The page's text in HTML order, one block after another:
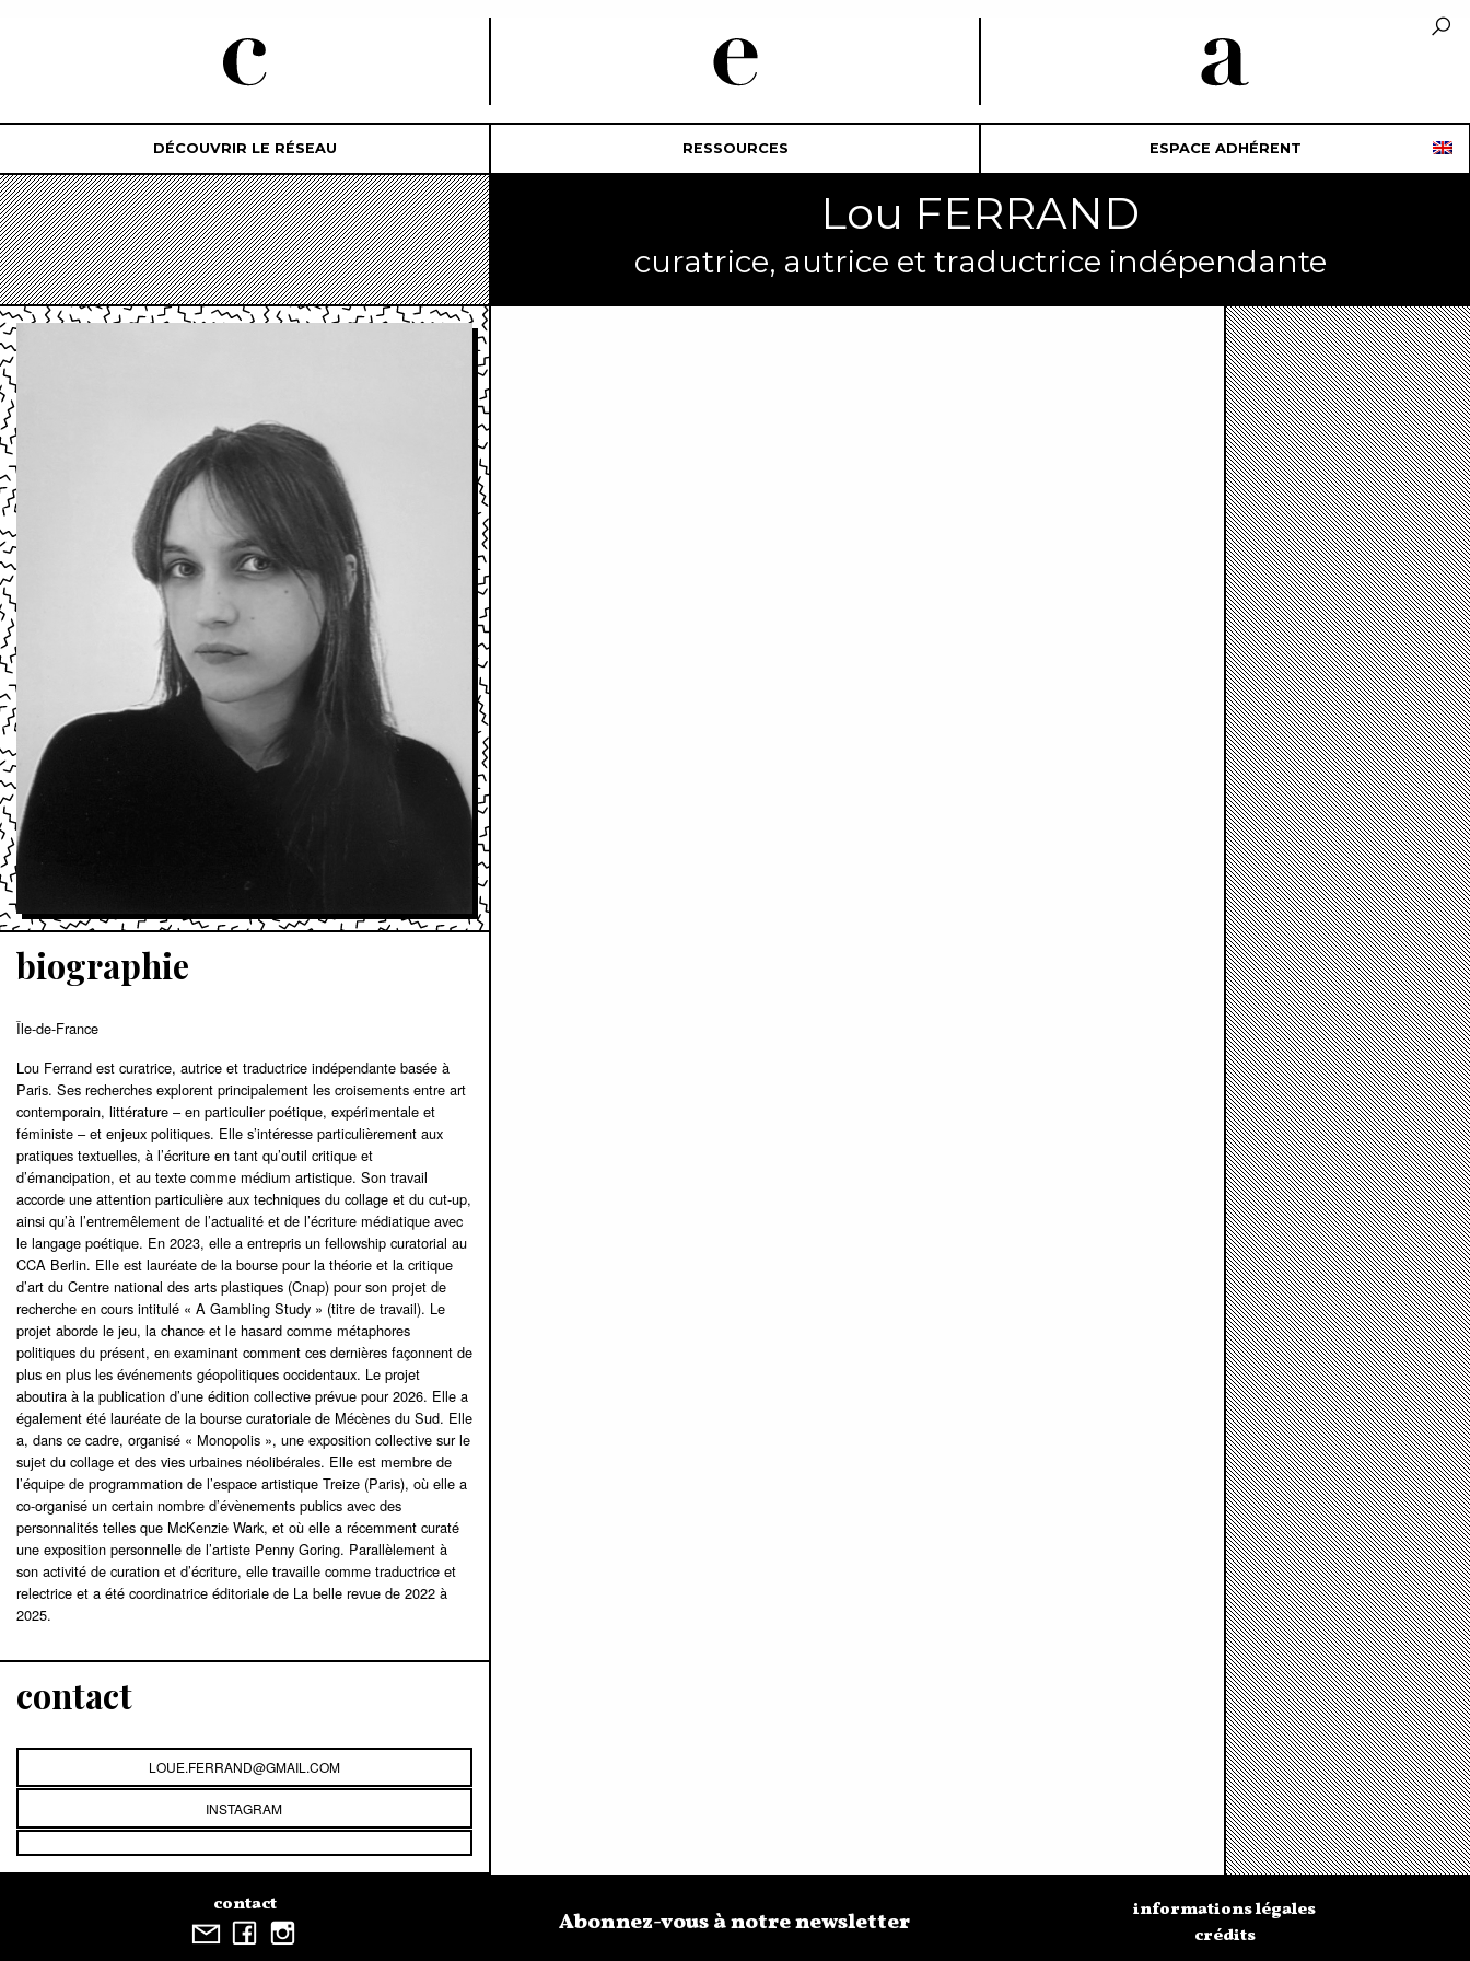
DÉCOUVRIR LE RÉSEAU RESSOURCES ESPACE ADHÉRENT
Lou FERRAND
curatrice, autrice et traductrice indépendante
biographie
Île-de-France
Lou Ferrand est curatrice, autrice et traductrice indépendante basée à
Paris. Ses recherches explorent principalement les croisements entre art
contemporain, littérature – en particulier poétique, expérimentale et
féministe – et enjeux politiques. Elle s’intéresse particulièrement aux
pratiques textuelles, à l’écriture en tant qu’outil critique et
d’émancipation, et au texte comme médium artistique. Son travail
accorde une attention particulière aux techniques du collage et du cut-up,
ainsi qu’à l’entremêlement de l’actualité et de l’écriture médiatique avec
le langage poétique. En 2023, elle a entrepris un fellowship curatorial au
CCA Berlin. Elle est lauréate de la bourse pour la théorie et la critique
d’art du Centre national des arts plastiques (Cnap) pour son projet de
recherche en cours intitulé « A Gambling Study » (titre de travail). Le
projet aborde le jeu, la chance et le hasard comme métaphores
politiques du présent, en examinant comment ces dernières façonnent de
plus en plus les événements géopolitiques occidentaux. Le projet
aboutira à la publication d’une édition collective prévue pour 2026. Elle a
également été lauréate de la bourse curatoriale de Mécènes du Sud. Elle
a, dans ce cadre, organisé « Monopolis », une exposition collective sur le
sujet du collage et des vies urbaines néolibérales. Elle est membre de
l’équipe de programmation de l’espace artistique Treize (Paris), où elle a
co-organisé un certain nombre d’évènements publics avec des
personnalités telles que McKenzie Wark, et où elle a récemment curaté
une exposition personnelle de l’artiste Penny Goring. Parallèlement à
son activité de curation et d’écriture, elle travaille comme traductrice et
relectrice et a été coordinatrice éditoriale de La belle revue de 2022 à
2025.
contact
LOUE.FERRAND@GMAIL.COM
INSTAGRAM
contact
Abonnez-vous à notre newsletter
informations légales
crédits